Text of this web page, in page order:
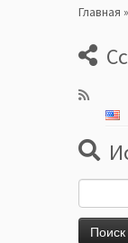
Главная »